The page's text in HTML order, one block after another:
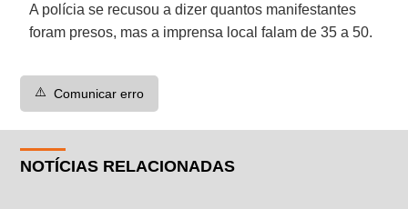
A polícia se recusou a dizer quantos manifestantes
foram presos, mas a imprensa local falam de 35 a 50.
⚠️ Comunicar erro
NOTÍCIAS RELACIONADAS